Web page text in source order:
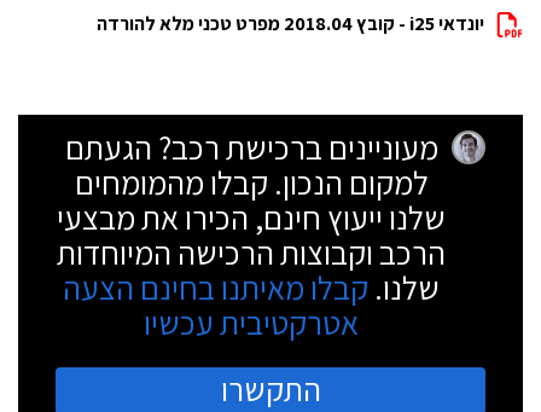
יונדאי i25 - קובץ 2018.04 מפרט טכני מלא להורדה
מעוניינים ברכישת רכב? הגעתם
למקום הנכון. קבלו מהמומחים
שלנו ייעוץ חינם, הכירו את מבצעי
הרכב וקבוצות הרכישה המיוחדות
שלנו. קבלו מאיתנו בחינם הצעה
אטרקטיבית עכשיו
התקשרו